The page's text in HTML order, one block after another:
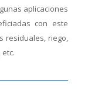
aplicaciones
con este
residuales, riego,